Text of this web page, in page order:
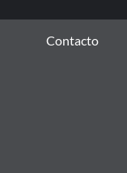
Contacto